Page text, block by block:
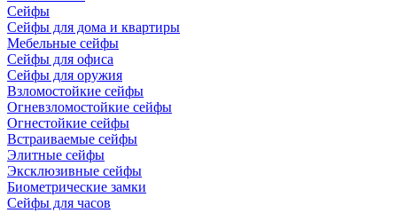
Сейфы
Сейфы для дома и квартиры
Мебельные сейфы
Сейфы для офиса
Сейфы для оружия
Взломостойкие сейфы
Огневзломостойкие сейфы
Огнестойкие сейфы
Встраиваемые сейфы
Элитные сейфы
Эксклюзивные сейфы
Биометрические замки
Сейфы для часов